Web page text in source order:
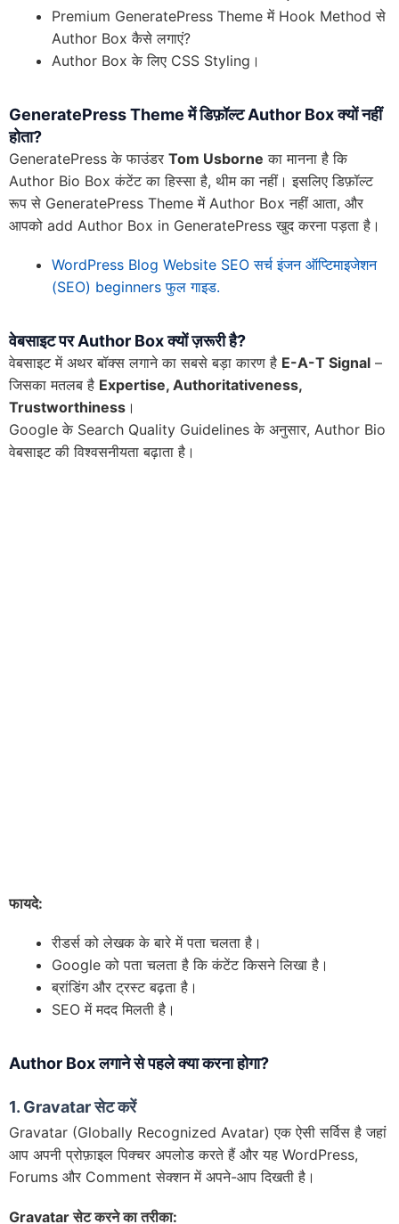
Premium GeneratePress Theme में Hook Method से
Author Box कैसे लगाएं?
Author Box के लिए CSS Styling।
GeneratePress Themeमें डिफ़ॉल्टAuthor Boxक्यों नहीं
होता?
GeneratePress के फाउंडर Tom Usborne का मानना है कि
Author Bio Box कंटेंट का हिस्सा है, थीम का नहीं। इसलिए डिफ़ॉल्ट
रूप से GeneratePress Theme में Author Box नहीं आता, और
आपको add Author Box in GeneratePress खुद करना पड़ता है।
WordPress Blog Website SEO सर्च इंजन ऑप्टिमाइजेशन
(SEO) beginners फुल गाइड.
वेबसाइट परAuthor Boxक्यों ज़रूरी है?
वेबसाइट में अथर बॉक्स लगाने का सबसे बड़ा कारण है E-A-T Signal –
जिसका मतलब है Expertise, Authoritativeness,
Trustworthiness ।
Google के Search Quality Guidelines के अनुसार, Author Bio
वेबसाइट की विश्वसनीयता बढ़ाता है।
फायदे:
रीडर्स को लेखक के बारे में पता चलता है।
Google को पता चलता है कि कंटेंट किसने लिखा है।
ब्रांडिंग और ट्रस्ट बढ़ता है।
SEO में मदद मिलती है।
Author Box लगाने से पहले क्या करना होगा?
1. Gravatarसेट करें
Gravatar (Globally Recognized Avatar) एक ऐसी सर्विस है जहां
आप अपनी प्रोफ़ाइल पिक्चर अपलोड करते हैं और यह WordPress,
Forums और Comment सेक्शन में अपने-आप दिखती है।
Gravatarसेट करने का तरीका: